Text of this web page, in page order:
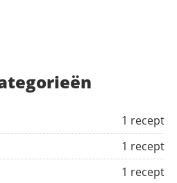
1 recept
1 recept
1 recept